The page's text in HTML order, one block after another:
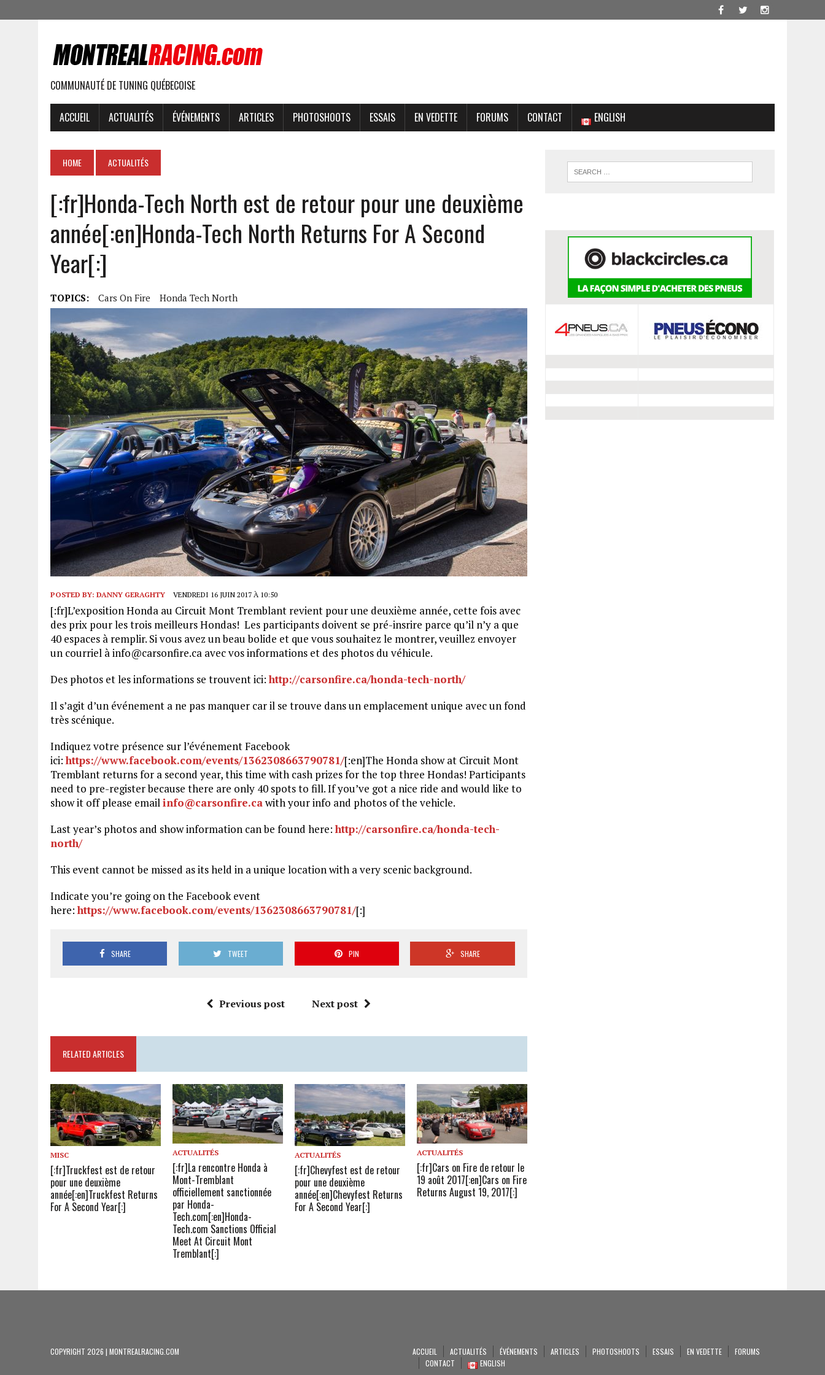
COMMUNAUTÉ DE TUNING QUÉBECOISE
ACCUEIL ACTUALITÉS ÉVÉNEMENTS ARTICLES PHOTOSHOOTS ESSAIS EN VEDETTE FORUMS CONTACT ENGLISH
HOME ACTUALITÉS
[:fr]Honda-Tech North est de retour pour une deuxième
année[:en]Honda-Tech North Returns For A Second
Year[:]
TOPICS: Cars On Fire Honda Tech North
POSTED BY: DANNY GERAGHTY VENDREDI 16 JUIN 2017 À 10:50
[:fr]L’exposition Honda au Circuit Mont Tremblant revient pour une deuxième année, cette fois avec
des prix pour les trois meilleurs Hondas! Les participants doivent se pré-insrire parce qu’il n’y a que
40 espaces à remplir. Si vous avez un beau bolide et que vous souhaitez le montrer, veuillez envoyer
un courriel à info@carsonfire.ca avec vos informations et des photos du véhicule.
Des photos et les informations se trouvent ici:http://carsonfire.ca/honda-tech-north/
Il s’agit d’un événement a ne pas manquer car il se trouve dans un emplacement unique avec un fond
très scénique.
Indiquez votre présence sur l’événement Facebook
ici:https://www.facebook.com/events/1362308663790781/[:en]The Honda show at Circuit Mont
Tremblant returns for a second year, this time with cash prizes for the top three Hondas! Participants
need to pre-register because there are only 40 spots to fill. If you’ve got a nice ride and would like to
show it off please emailinfo@carsonfire.cawith your info and photos of the vehicle.
Last year’s photos and show information can be found here:http://carsonfire.ca/honda-tech-
north/
This event cannot be missed as its held in a unique location with a very scenic background.
Indicate you’re going on the Facebook event
here:https://www.facebook.com/events/1362308663790781/[:]
SHARE TWEET PIN SHARE
Previous post Next post
RELATED ARTICLES
MISC
[:fr]Truckfest est de retour
pour une deuxième
année[:en]Truckfest Returns
For A Second Year[:]
ACTUALITÉS
[:fr]La rencontre Honda à
Mont-Tremblant
officiellement sanctionnée
par Honda-
Tech.com[:en]Honda-
Tech.com Sanctions Official
Meet At Circuit Mont
Tremblant[:]
ACTUALITÉS
[:fr]Chevyfest est de retour
pour une deuxième
année[:en]Chevyfest Returns
For A Second Year[:]
ACTUALITÉS
[:fr]Cars on Fire de retour le
19 août 2017[:en]Cars on Fire
Returns August 19, 2017[:]
ACCUEIL ACTUALITÉS ÉVÉNEMENTS ARTICLES PHOTOSHOOTS ESSAIS EN VEDETTE
FORUMS
CONTACT
ENGLISH
COPYRIGHT 2026 | MONTREALRACING.COM